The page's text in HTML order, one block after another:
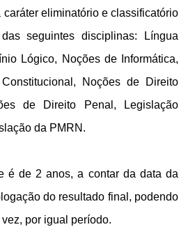
caráter eliminatório e classificatório
seguintes disciplinas: Língua
Lógico, Noções de Informática,
Noções de Direito
de Direito Penal, Legislação
da PMRN.
é de 2 anos, a contar da data da
do resultado final, podendo
por igual período.